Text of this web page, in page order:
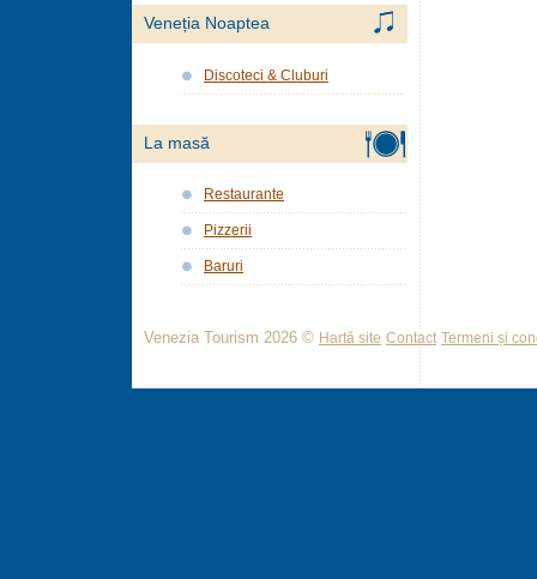
Veneția Noaptea
Discoteci & Cluburi
La masă
Restaurante
Pizzerii
Baruri
Venezia Tourism 2026 © Hartă site Contact Termeni și